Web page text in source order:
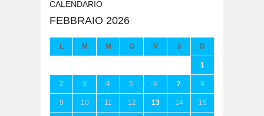
CALENDARIO
FEBBRAIO 2026
L M M G V S D
1
2 3 4 5 6 7 8
9 10 11 12 13 14 15